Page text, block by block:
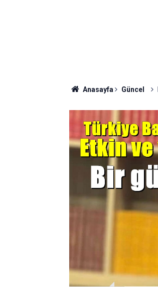
Anasayfa Güncel